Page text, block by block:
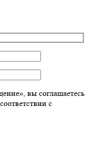
вы соглашаетесь
с